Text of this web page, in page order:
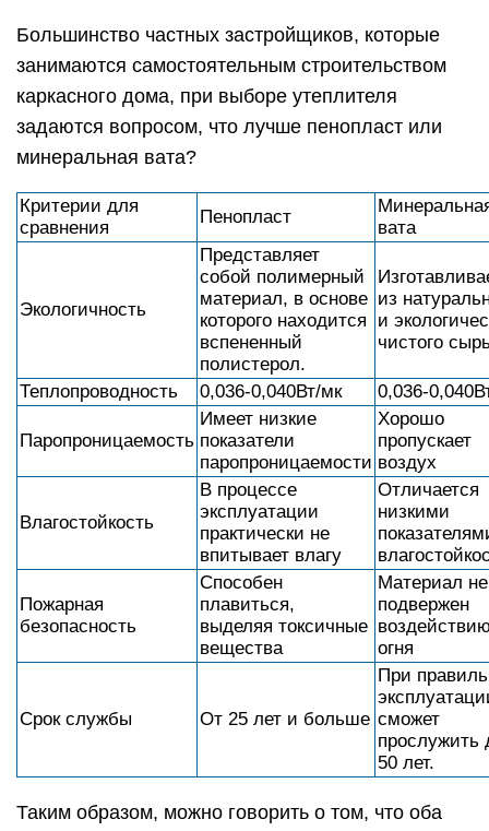
Большинство частных застройщиков, которые
занимаются самостоятельным строительством
каркасного дома, при выборе утеплителя
задаются вопросом, что лучше пенопласт или
минеральная вата?
Критерии для
сравнения
Пенопласт
вата
Экологичность
Представляет
собой полимерный
материал, в основе
которого находится
вспененный
полистерол.
из
и
чистого
Теплопроводность 0,036-0,040Вт/мк 0,036-
Паропроницаемость
Имеет низкие
показатели
паропроницаемости
Хорошо
пропускает
воздух
Влагостойкость
В процессе
эксплуатации
практически не
впитывает влагу
Отличается
низкими
Пожарная
безопасность
Способен
плавиться,
выделяя токсичные
вещества
Материал не
подвержен
огня
Срок службы От 25 лет и больше
При
сможет
прослужить
50 лет.
Таким образом, можно говорить о том, что оба